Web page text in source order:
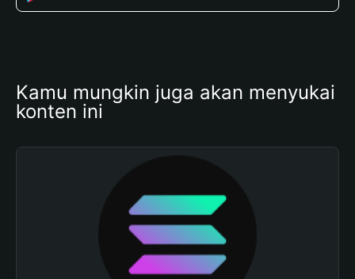
Kamu mungkin juga akan menyukai
konten ini